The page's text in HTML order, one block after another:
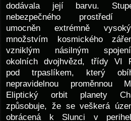
dodávala její barvu.
nebezpečného prostředí
umocněn extrémně
množstvím kosmického
vzniklým násilným
okolních dvojhvězd, třídy VI
pod trpaslíkem, který
nepravidelnou proměnnou
Eliptický orbit planety
způsobuje, že se veškerá
obrácená k Slunci v